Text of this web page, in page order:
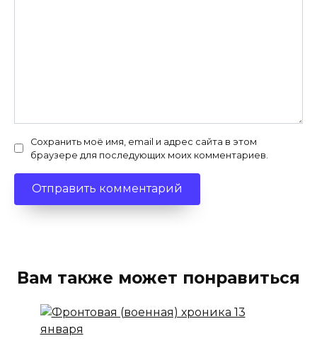
Сохранить моё имя, email и адрес сайта в этом
браузере для последующих моих комментариев.
Вам также может понравиться